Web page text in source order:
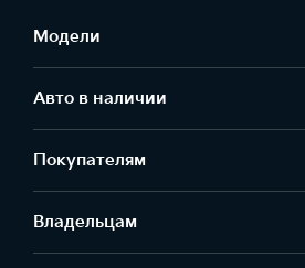
Модели
Авто в наличии
Покупателям
Владельцам